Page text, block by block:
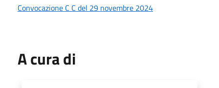
Convocazione C C del 29 novembre 2024
A cura di